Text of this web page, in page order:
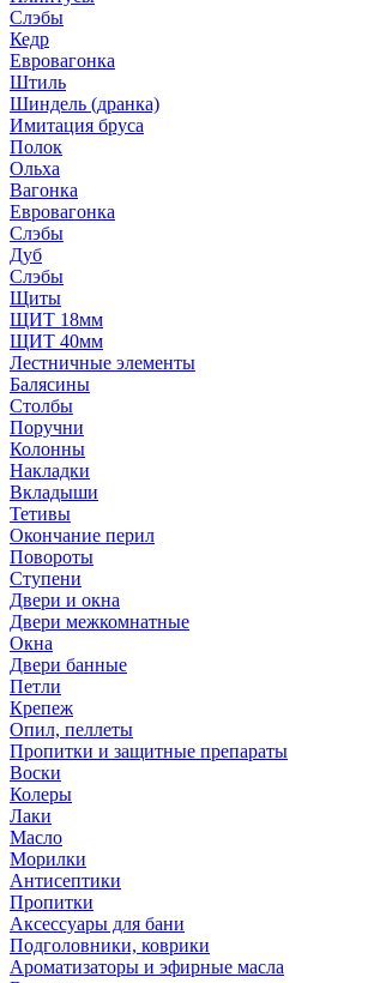
Слэбы
Кедр
Евровагонка
Штиль
Шиндель (дранка)
Имитация бруса
Полок
Ольха
Вагонка
Евровагонка
Слэбы
Дуб
Слэбы
Щиты
ЩИТ 18мм
ЩИТ 40мм
Лестничные элементы
Балясины
Столбы
Поручни
Колонны
Накладки
Вкладыши
Тетивы
Окончание перил
Повороты
Ступени
Двери и окна
Двери межкомнатные
Окна
Двери банные
Петли
Крепеж
Опил, пеллеты
Пропитки и защитные препараты
Воски
Колеры
Лаки
Масло
Морилки
Антисептики
Пропитки
Аксессуары для бани
Подголовники, коврики
Ароматизаторы и эфирные масла